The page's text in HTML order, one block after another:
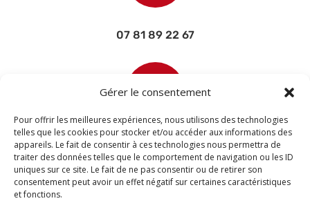
Gérer le consentement
Pour offrir les meilleures expériences, nous utilisons des technologies
telles que les cookies pour stocker et/ou accéder aux informations des
appareils. Le fait de consentir à ces technologies nous permettra de
traiter des données telles que le comportement de navigation ou les ID
uniques sur ce site. Le fait de ne pas consentir ou de retirer son
consentement peut avoir un effet négatif sur certaines caractéristiques
et fonctions.
07 81 89 22 67

contact@devisettravaux.fr